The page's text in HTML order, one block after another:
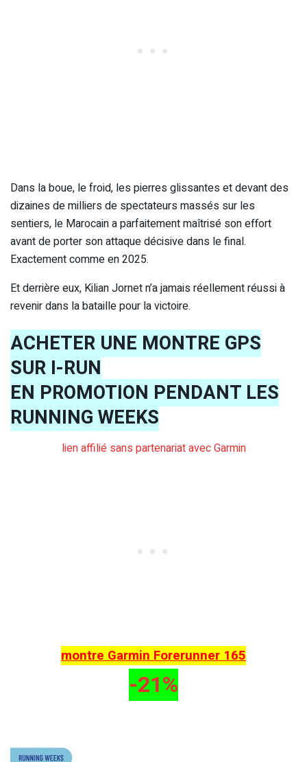
Dans la boue, le froid, les pierres glissantes et devant des
dizaines de milliers de spectateurs massés sur les
sentiers, le Marocain a parfaitement maîtrisé son effort
avant de porter son attaque décisive dans le final.
Exactement comme en 2025.
Et derrière eux, Kilian Jornet n’a jamais réellement réussi à
revenir dans la bataille pour la victoire.
ACHETER UNE MONTRE GPS
SUR I-RUN
EN PROMOTION PENDANT LES
RUNNING WEEKS
lien affilié sans partenariat avec Garmin
montre Garmin Forerunner 165
-21%